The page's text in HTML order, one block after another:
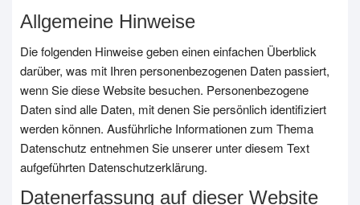
Allgemeine Hinweise
Die folgenden Hinweise geben einen einfachen Überblick
darüber, was mit Ihren personenbezogenen Daten passiert,
wenn Sie diese Website besuchen. Personenbezogene
Daten sind alle Daten, mit denen Sie persönlich identifiziert
werden können. Ausführliche Informationen zum Thema
Datenschutz entnehmen Sie unserer unter diesem Text
aufgeführten Datenschutzerklärung.
Datenerfassung auf dieser Website